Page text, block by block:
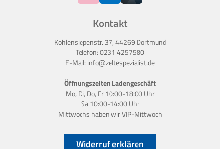
Widerruf erklären
Kontakt
Kohlensiepenstr. 37, 44269 Dortmund
Telefon:0231 4257580
E-Mail: info@zeltespezialist.de
Öffnungszeiten Ladengeschäft
Mo, Di, Do, Fr 10:00-18:00 Uhr
Sa 10:00-14:00 Uhr
Mittwochs haben wirVIP-Mittwoch